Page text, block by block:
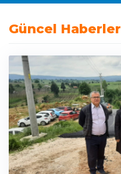
Güncel Haberler